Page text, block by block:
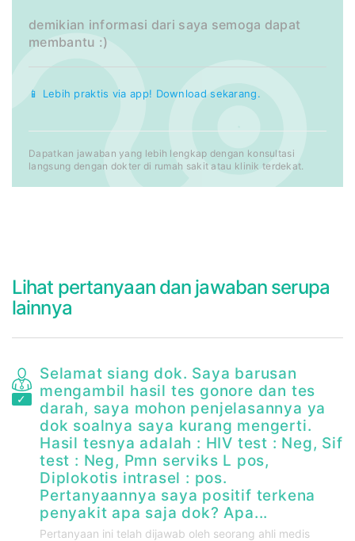
demikian informasi dari saya semoga dapat
membantu :)
📱 Lebih praktis via app! Download sekarang.
Dapatkan jawaban yang lebih lengkap dengan konsultasi
langsung dengan dokter di rumah sakit atau klinik terdekat.
Lihat pertanyaan dan jawaban serupa
lainnya
Selamat siang dok. Saya barusan
mengambil hasil tes gonore dan tes
darah, saya mohon penjelasannya ya
dok soalnya saya kurang mengerti.
Hasil tesnya adalah : HIV test : Neg, Sif
test : Neg, Pmn serviks L pos,
Diplokotis intrasel : pos.
Pertanyaannya saya positif terkena
penyakit apa saja dok? Apa...
Pertanyaan ini telah dijawab oleh seorang ahli medis